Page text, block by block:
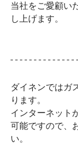
当社をご愛顧い
し上げます。
ダイネンではガ
ります。
インターネット
可能ですので、
い。